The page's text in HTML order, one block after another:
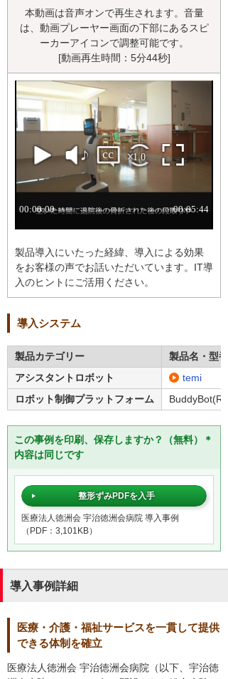
本動画は音声オンで再生されます。音量
は、動画プレーヤー画面の下部にあるスピ
ーカーアイコンで調整可能です。
[動画再生時間：5分44秒]
製品導入にいたった経緯、導入による効果
をお客様の声でお話いただいています。IT導
入のヒントにご活用ください。
導入システム
製品カテゴリー
製品名・型番
アシスタントロボット
temi
ロボット制御プラットフォーム
BuddyBot(R)
この事例を印刷、保存しますか？（無料）＊
内容は同じです
整形ずみPDFを入手
医療法人徳洲会 宇治徳洲会病院 導入事例
（PDF：3,101KB）
導入事例詳細
医療・介護・福祉サービスを一貫して提供
できる体制を確立
医療法人徳洲会 宇治徳洲会病院（以下、宇治徳